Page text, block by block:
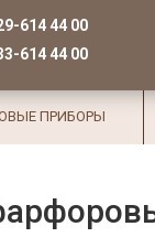
614 44 00
614 44 00
ПРИБОРЫ